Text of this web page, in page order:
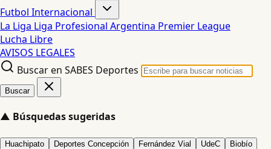
Futbol Internacional
La Liga Liga Profesional Argentina Premier League
Lucha Libre
AVISOS LEGALES
Buscar en SABES Deportes
Buscar
▲ Búsquedas sugeridas
Huachipato Deportes Concepción Fernández Vial UdeC Biobío